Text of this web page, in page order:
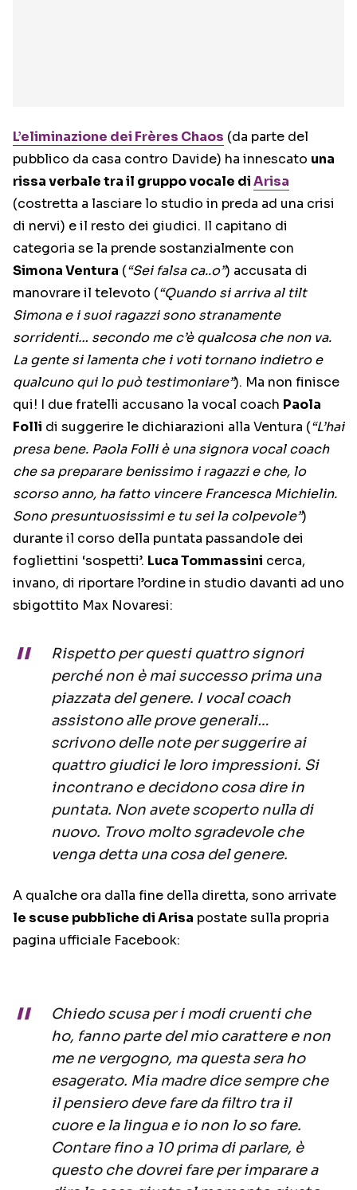
L’eliminazione dei Frères Chaos (da parte del
pubblico da casa contro Davide) ha innescato una
rissa verbale tra il gruppo vocale diArisa
(costretta a lasciare lo studio in preda ad una crisi
di nervi) e il resto dei giudici. Il capitano di
categoria se la prende sostanzialmente con
Simona Ventura (“Sei falsa ca..o”) accusata di
manovrare il televoto (“Quando si arriva al tilt
Simona e i suoi ragazzi sono stranamente
sorridenti… secondo me c’è qualcosa che non va.
La gente si lamenta che i voti tornano indietro e
qualcuno qui lo può testimoniare”). Ma non finisce
qui! I due fratelli accusano la vocal coach Paola
Folli di suggerire le dichiarazioni alla Ventura (“L’hai
presa bene. Paola Folli è una signora vocal coach
che sa preparare benissimo i ragazzi e che, lo
scorso anno, ha fatto vincere Francesca Michielin.
Sono presuntuosissimi e tu sei la colpevole”)
durante il corso della puntata passandole dei
fogliettini ‘sospetti’. Luca Tommassini cerca,
invano, di riportare l’ordine in studio davanti ad uno
sbigottito Max Novaresi:
Rispetto per questi quattro signori
perché non è mai successo prima una
piazzata del genere. I vocal coach
assistono alle prove generali…
scrivono delle note per suggerire ai
quattro giudici le loro impressioni. Si
incontrano e decidono cosa dire in
puntata. Non avete scoperto nulla di
nuovo. Trovo molto sgradevole che
venga detta una cosa del genere.
A qualche ora dalla fine della diretta, sono arrivate
le scuse pubbliche di Arisa postate sulla propria
pagina ufficiale Facebook:
Chiedo scusa per i modi cruenti che
ho, fanno parte del mio carattere e non
me ne vergogno, ma questa sera ho
esagerato. Mia madre dice sempre che
il pensiero deve fare da filtro tra il
cuore e la lingua e io non lo so fare.
Contare fino a 10 prima di parlare, è
questo che dovrei fare per imparare a